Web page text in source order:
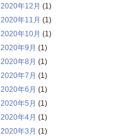
2020年12月 (1)
2020年11月 (1)
2020年10月 (1)
2020年9月 (1)
2020年8月 (1)
2020年7月 (1)
2020年6月 (1)
2020年5月 (1)
2020年4月 (1)
2020年3月 (1)